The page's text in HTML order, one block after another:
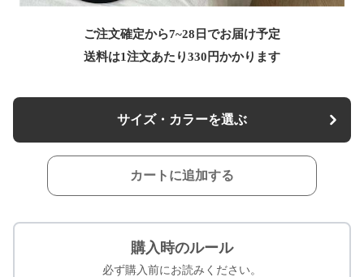
ご注文確定から7~28日でお届け予定
送料は1注文あたり330 円かかります
サイズ・カラーを選ぶ
カートに追加する
購入時のルール
必ず購入前にお読みください。